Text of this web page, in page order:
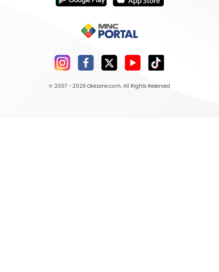
© 2007 - 2026 Okezone.com, All Rights Reserved